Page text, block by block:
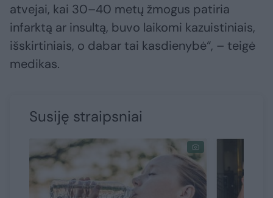
atvejai, kai 30–40 metų žmogus patiria
infarktą ar insultą, buvo laikomi kazuistiniais,
išskirtiniais, o dabar tai kasdienybė“, – teigė
medikas.
Susiję straipsniai